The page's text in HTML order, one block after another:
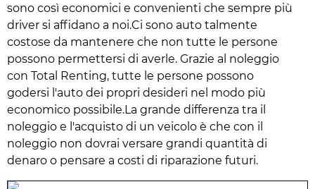
sono così economici e convenienti che sempre più
driver si affidano a noi.Ci sono auto talmente
costose da mantenere che non tutte le persone
possono permettersi di averle. Grazie al noleggio
con Total Renting, tutte le persone possono
godersi l'auto dei propri desideri nel modo più
economico possibile.La grande differenza tra il
noleggio e l'acquisto di un veicolo è che con il
noleggio non dovrai versare grandi quantità di
denaro o pensare a costi di riparazione futuri.